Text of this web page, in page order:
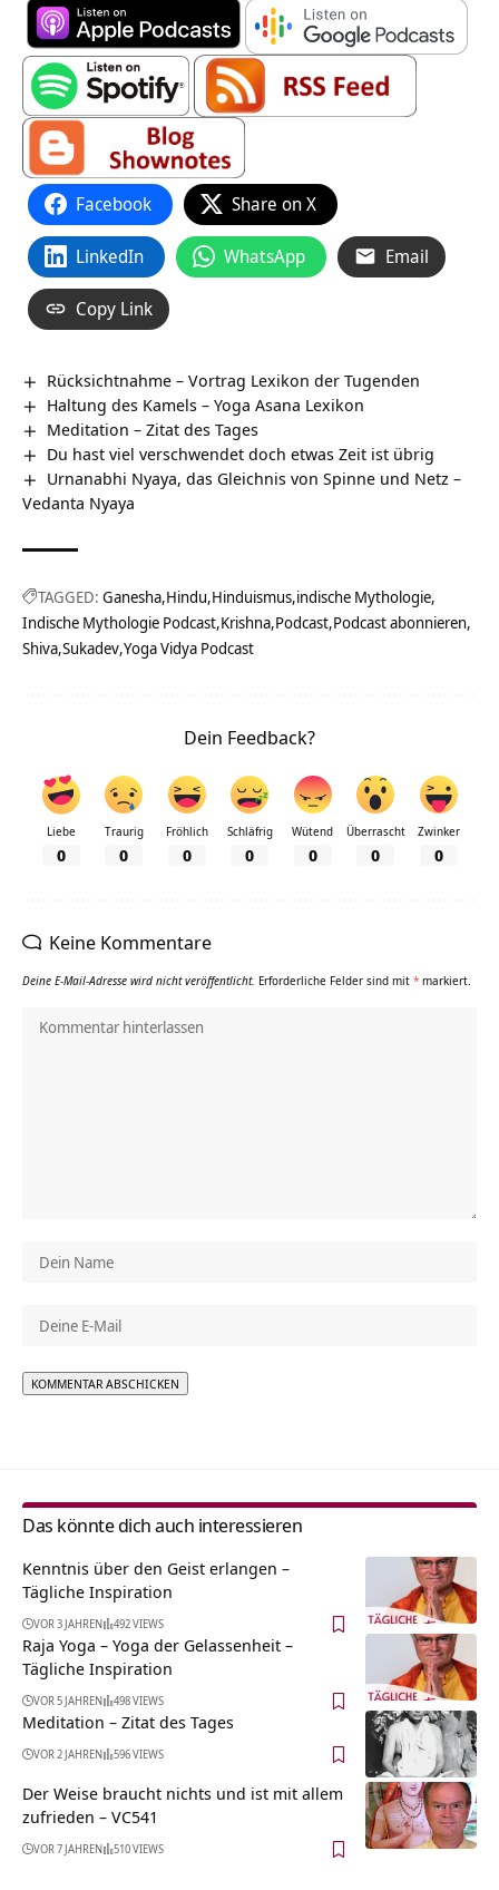
Facebook Share on X
LinkedIn WhatsApp Email
Copy Link
Rücksichtnahme – Vortrag Lexikon der Tugenden
Haltung des Kamels – Yoga Asana Lexikon
Meditation – Zitat des Tages
Du hast viel verschwendet doch etwas Zeit ist übrig
Urnanabhi Nyaya, das Gleichnis von Spinne und Netz –
Vedanta Nyaya
TAGGED: Ganesha Hindu Hinduismus indische Mythologie
Indische Mythologie Podcast Krishna Podcast Podcast abonnieren
Shiva Sukadev Yoga Vidya Podcast
Dein Feedback?
Liebe
0
Traurig
0
Fröhlich
0
Schläfrig
0
Wütend
0
Überrascht
0
Zwinker
0
Keine Kommentare
Deine E-Mail-Adresse wird nicht veröffentlicht. Erforderliche Felder sind mit * markiert.
Das könnte dich auch interessieren
Kenntnis über den Geist erlangen –
Tägliche Inspiration
VOR 3 JAHREN 492 VIEWS
Raja Yoga – Yoga der Gelassenheit –
Tägliche Inspiration
VOR 5 JAHREN 498 VIEWS
Meditation – Zitat des Tages
VOR 2 JAHREN 596 VIEWS
Der Weise braucht nichts und ist mit allem
zufrieden – VC541
VOR 7 JAHREN 510 VIEWS